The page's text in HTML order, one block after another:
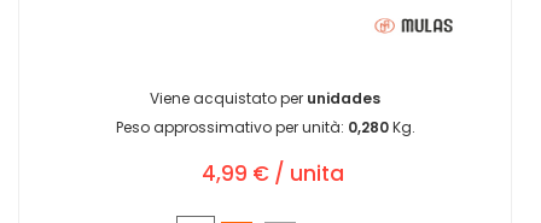
Viene acquistato per unidades
Peso approssimativo per unità: 0,280Kg.
4,99 € / unita